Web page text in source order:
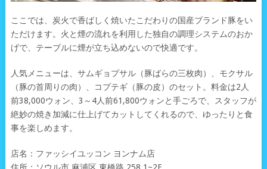
ここでは、炭火で香ばしく焼いたこだわりの国産ブランド豚をい
ただけます。火と煙の流れを利用した独自の調理システムのおか
げで、テーブルに煙が立ち込めないので快適です。
人気メニューは、サムギョプサル（豚ばらの三枚肉）、モクサル
（豚の首周りの肉）、コプテギ（豚の皮）のセット。料金は2人
前38,000ウォン、3～4人前61,800ウォンと手ごろで、スタッフが
絶妙の焼き加減に仕上げてカットしてくれるので、ゆったりと食
事を楽しめます。
店名：ファッシイユッコン ヨンナム店
住所：ソウル市 麻浦区 東橋路 258 1~2F